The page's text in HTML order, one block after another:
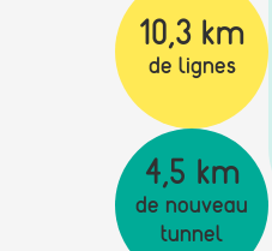
10,3 km
de lignes
4,5 km
de nouveau
tunnel